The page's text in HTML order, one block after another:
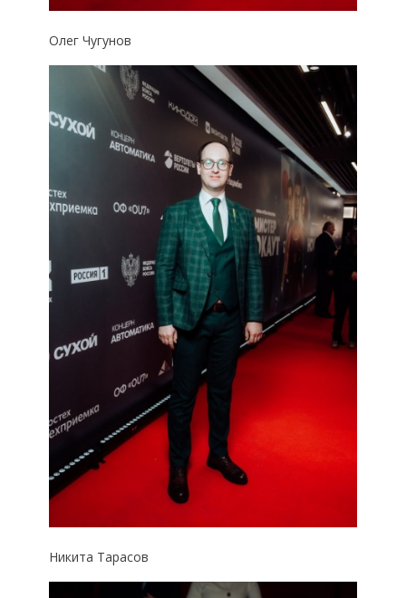
Олег Чугунов
Никита Тарасов